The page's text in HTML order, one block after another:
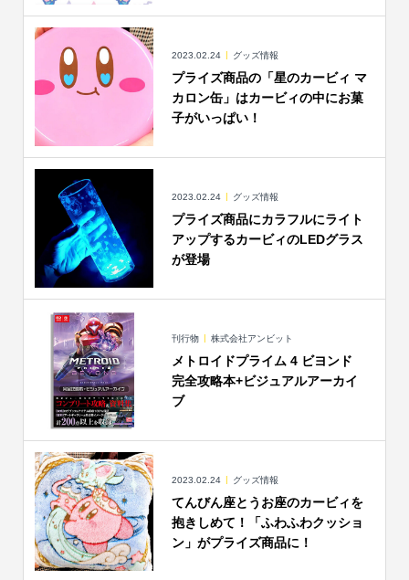
2023.02.24 グッズ情報
プライズ商品の「星のカービィ マ
カロン缶」はカービィの中にお菓
子がいっぱい！
2023.02.24 グッズ情報
プライズ商品にカラフルにライト
アップするカービィのLEDグラス
が登場
刊行物 株式会社アンビット
メトロイドプライム 4 ビヨンド
完全攻略本+ビジュアルアーカイ
ブ
2023.02.24 グッズ情報
てんびん座とうお座のカービィを
抱きしめて！「ふわふわクッショ
ン」がプライズ商品に！